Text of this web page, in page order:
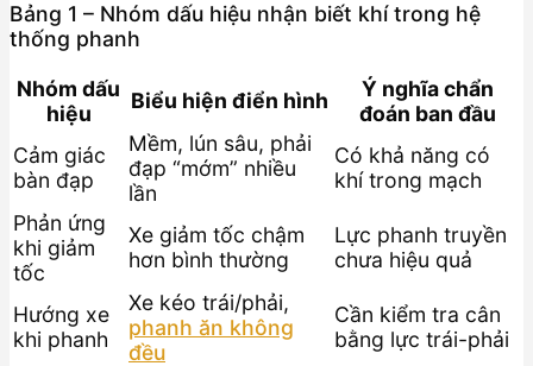
Bảng 1 – Nhóm dấu hiệu nhận biết khí trong hệ
thống phanh
Nhóm dấu
hiệu
Biểu hiện điển hình
Ý nghĩa chẩn
đoán ban đầu
Cảm giác
bàn đạp
Mềm, lún sâu, phải
đạp “mớm” nhiều
lần
Có khả năng có
khí trong mạch
Phản ứng
khi giảm
tốc
Xe giảm tốc chậm
hơn bình thường
Lực phanh truyền
chưa hiệu quả
Hướng xe
khi phanh
Xe kéo trái/phải,
phanh ăn không
đều
Cần kiểm tra cân
bằng lực trái-phải